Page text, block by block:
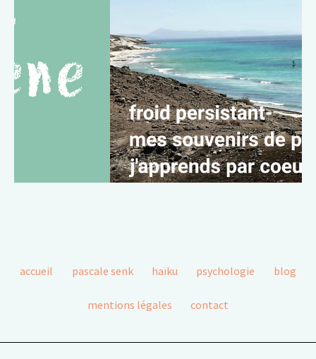
accueil pascale senk haïku psychologie blog
mentions légales contact